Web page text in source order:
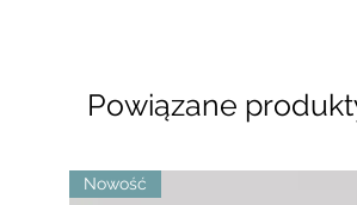
Powiązane
Nowość